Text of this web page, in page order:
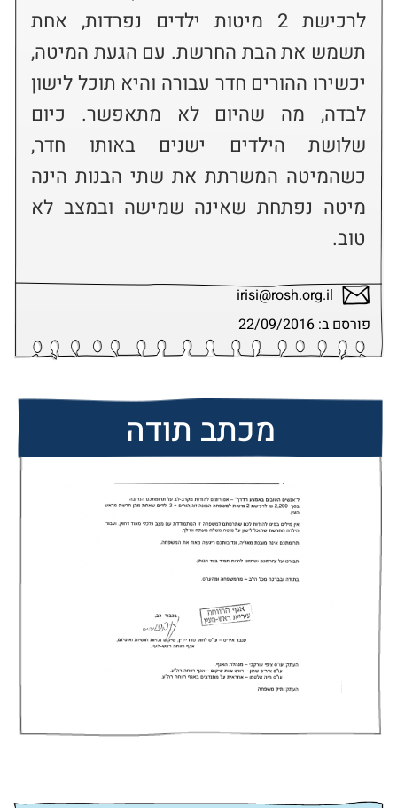
לרכישת 2 מיטות ילדים נפרדות, אחת
תשמש את הבת החרשת. עם הגעת המיטה,
יכשירו ההורים חדר עבורה והיא תוכל לישון
לבדה, מה שהיום לא מתאפשר. כיום
שלושת הילדים ישנים באותו חדר,
כשהמיטה המשרתת את שתי הבנות הינה
מיטה נפתחת שאינה שמישה ובמצב לא
טוב.
irisi@rosh.org.il
פורסם ב: 22/09/2016
מכתב תודה